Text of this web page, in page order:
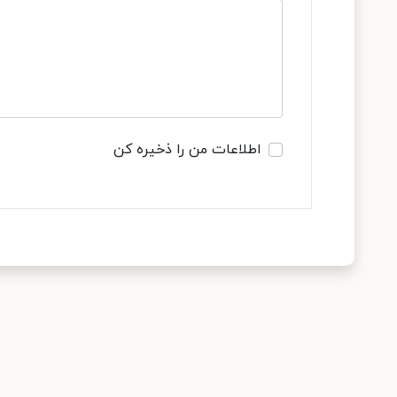
اطلاعات من را ذخیره کن